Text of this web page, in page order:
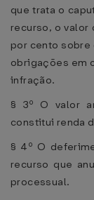
que trata o
recurso, o valor
por cento sobre
obrigações em
infração.
§ 3º O valor
constitui renda
§ 4º O
recurso que
processual.